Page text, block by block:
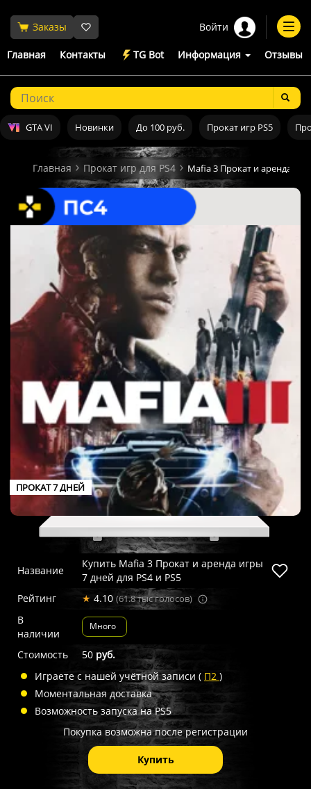
Заказы Войти
Главная Контакты TG Bot Информация Отзывы
GTA VI Новинки До 100 руб. Прокат игр PS5
Главная Прокат игр для PS4 Mafia 3 Прокат и аренда
ПРОКАТ 7 ДНЕЙ
Название
Купить Mafia 3 Прокат и аренда игры
7 дней для PS4 и PS5
Рейтинг
★ 4.10 (61.8 тыс голосов)
В
наличии
Много
Стоимость 50 руб.
Играете с нашей учётной записи ( П2 )
Моментальная доставка
Возможность запуска на PS5
Покупка возможна после регистрации
Купить